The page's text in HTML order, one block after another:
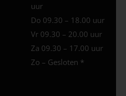
uur
Do 09.30 – 18.00 uur
Vr 09.30 – 20.00 uur
Za 09.30 – 17.00 uur
Zo – Gesloten *